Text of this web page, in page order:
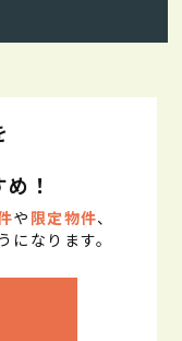
！
や 限定物件、
になります。